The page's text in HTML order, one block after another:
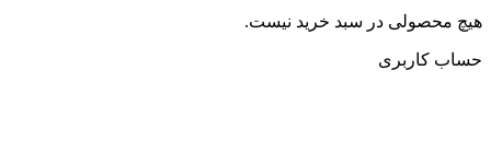
هیچ محصولی در سبد خرید نیست.
حساب کاربری